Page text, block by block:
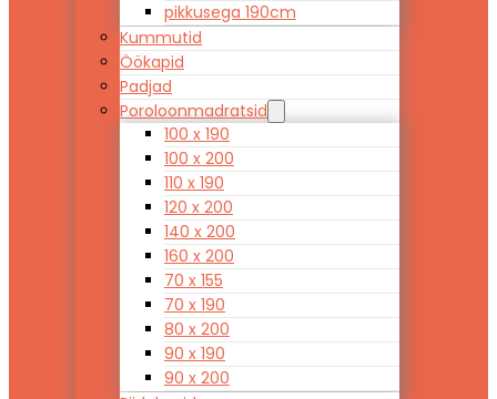
pikkusega 190cm
Kummutid
Öökapid
Padjad
Poroloonmadratsid
100 x 190
100 x 200
110 x 190
120 x 200
140 x 200
160 x 200
70 x 155
70 x 190
80 x 200
90 x 190
90 x 200